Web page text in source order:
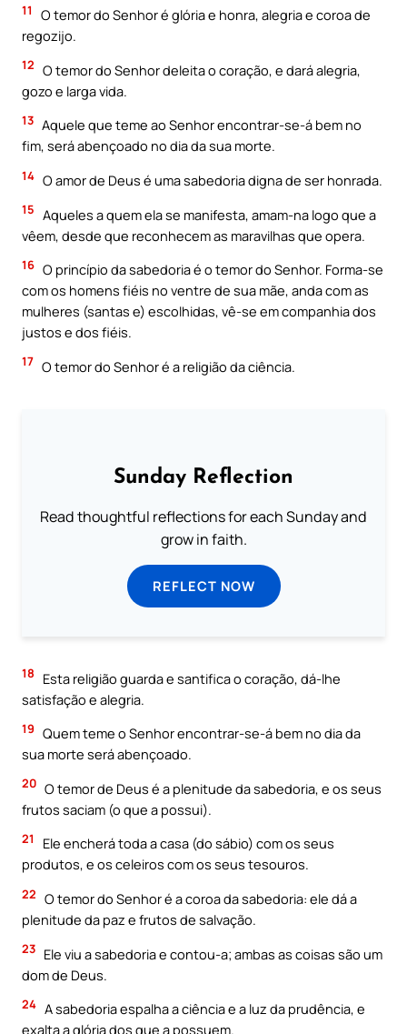
11
O temor do Senhor é glória e honra, alegria e coroa de
regozijo.
12 O temor do Senhor deleita o coração, e dará alegria,
gozo e larga vida.
13 Aquele que teme ao Senhor encontrar-se-á bem no
fim, será abençoado no dia da sua morte.
14 O amor de Deus é uma sabedoria digna de ser honrada.
15 Aqueles a quem ela se manifesta, amam-na logo que a
vêem, desde que reconhecem as maravilhas que opera.
16 O princípio da sabedoria é o temor do Senhor. Forma-se
com os homens fiéis no ventre de sua mãe, anda com as
mulheres (santas e) escolhidas, vê-se em companhia dos
justos e dos fiéis.
17 O temor do Senhor é a religião da ciência.
Sunday Reflection
Read thoughtful reflections for each Sunday and
grow in faith.
REFLECT NOW
18
Esta religião guarda e santifica o coração, dá-lhe
satisfação e alegria.
19 Quem teme o Senhor encontrar-se-á bem no dia da
sua morte será abençoado.
20 O temor de Deus é a plenitude da sabedoria, e os seus
frutos saciam (o que a possui).
21
Ele encherá toda a casa (do sábio) com os seus
produtos, e os celeiros com os seus tesouros.
22 O temor do Senhor é a coroa da sabedoria: ele dá a
plenitude da paz e frutos de salvação.
23 Ele viu a sabedoria e contou-a; ambas as coisas são um
dom de Deus.
24 A sabedoria espalha a ciência e a luz da prudência, e
exalta a glória dos que a possuem.